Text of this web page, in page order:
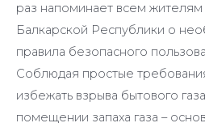
раз напоминает всем
Балкарской Республики о
правила безопасного
Соблюдая простые
избежать взрыва бытового
помещении запаха газа –